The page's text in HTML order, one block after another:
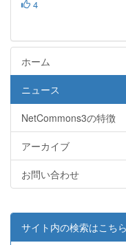
4
ホーム
ニュース
NetCommons3の特徴
アーカイブ
お問い合わせ
サイト内の検索はこちら